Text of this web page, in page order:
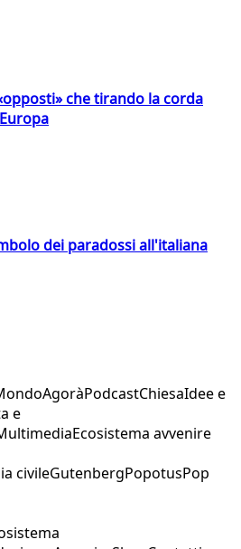
che tirando la corda
dei paradossi all'italiana
AgoràPodcastChiesaIdee e
e
Ecosistema avvenire
civileGutenbergPopotusPop